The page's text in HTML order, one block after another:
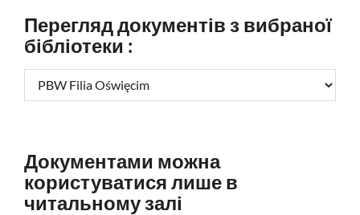
Перегляд документів з вибраної
бібліотеки :
Документами можна
користуватися лише в
читальному залі